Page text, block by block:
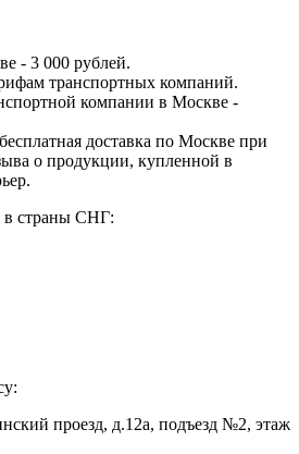
- 3 000 рублей.
транспортных компаний.
компании в Москве -
доставка по Москве при
о продукции, купленной в
в страны СНГ:
проезд, д.12а, подъезд №2, этаж